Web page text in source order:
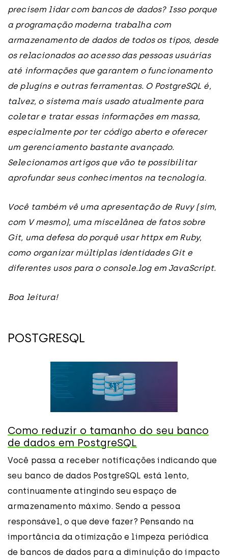
precisem lidar com bancos de dados? Isso porque
a programação moderna trabalha com
armazenamento de dados de todos os tipos, desde
os relacionados ao acesso das pessoas usuárias
até informações que garantem o funcionamento
de plugins e outras ferramentas. O PostgreSQL é,
talvez, o sistema mais usado atualmente para
coletar e tratar essas informações em massa,
especialmente por ter código aberto e oferecer
um gerenciamento bastante avançado.
Selecionamos artigos que vão te possibilitar
aprofundar seus conhecimentos na tecnologia.
Você também vê uma apresentação de Ruvy (sim,
com V mesmo), uma miscelânea de fatos sobre
Git, uma defesa do porquê usar httpx em Ruby,
como organizar múltiplas identidades Git e
diferentes usos para o console.log em JavaScript.
Boa leitura!
POSTGRESQL
Como reduzir o tamanho do seu banco
de dados em PostgreSQL
Você passa a receber notificações indicando que
seu banco de dados PostgreSQL está lento,
continuamente atingindo seu espaço de
armazenamento máximo. Sendo a pessoa
responsável, o que deve fazer? Pensando na
importância da otimização e limpeza periódica
de bancos de dados para a diminuição do impacto